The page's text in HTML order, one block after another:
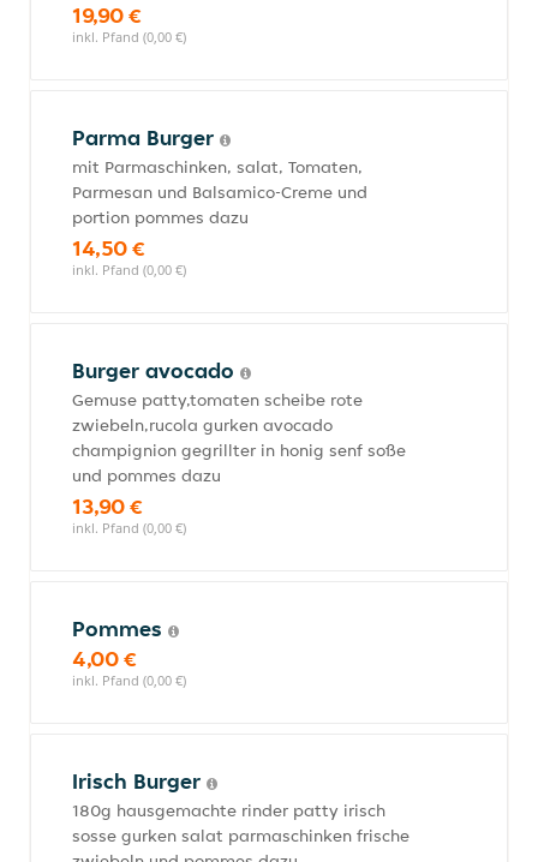
19,90 €
inkl. Pfand (0,00 €)
Parma Burger
mit Parmaschinken, salat, Tomaten,
Parmesan und Balsamico-Creme und
portion pommes dazu
14,50 €
inkl. Pfand (0,00 €)
Burger avocado
Gemuse patty,tomaten scheibe rote
zwiebeln,rucola gurken avocado
champignion gegrillter in honig senf soße
und pommes dazu
13,90 €
inkl. Pfand (0,00 €)
Pommes
4,00 €
inkl. Pfand (0,00 €)
Irisch Burger
180g hausgemachte rinder patty irisch
sosse gurken salat parmaschinken frische